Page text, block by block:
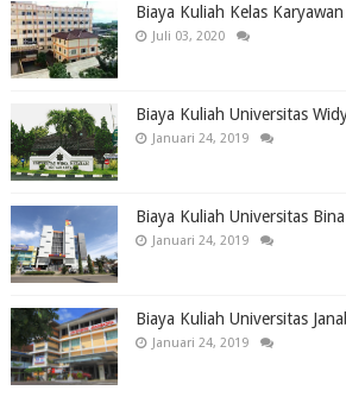
Biaya Kuliah Kelas
Juli 03, 2020
Biaya Kuliah Universitas
Januari 24, 2019
Biaya Kuliah Universitas
Januari 24, 2019
Biaya Kuliah Universitas
Januari 24, 2019